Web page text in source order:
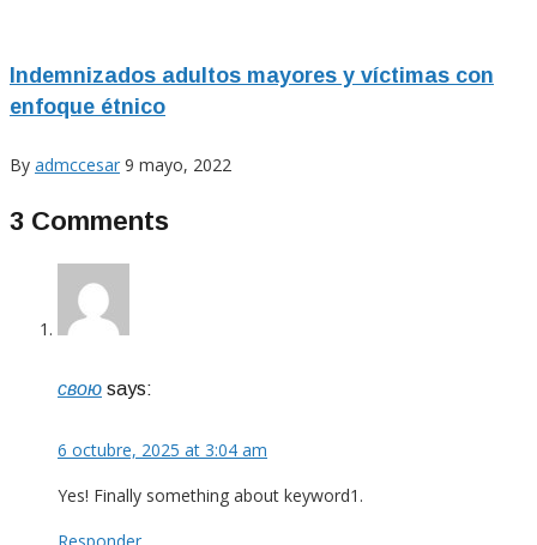
Indemnizados adultos mayores y víctimas con
enfoque étnico
By admccesar 9 mayo, 2022
3 Comments
свою says:
6 octubre, 2025 at 3:04 am
Yes! Finally something about keyword1.